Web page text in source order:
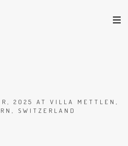
2025 AT VILLA METTLEN,
SWITZERLAND